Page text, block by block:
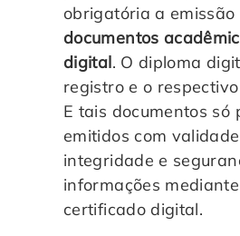
obrigatória a emissão
documentos
digital. O diploma
registro e o
E tais documentos só
emitidos com
integridade e
informações
certificado digital.